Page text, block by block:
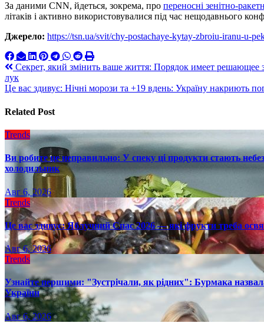
За даними CNN, йдеться, зокрема, про переносні зенітно-
літаків і активно використовувалися під час нещодавнього
Джерело: https://tsn.ua/svit/chy-postachaye-kytay-zbroiu-iranu-u-
Навигация
по
Секрет, який змінить ваше життя: Порядок имеет
лук
Це вас здивує: Нічні морози та +19 вдень: Україну накриють
Related Post
Trends
Ви робите це неправильно: У спеку ці продукти стають
холодильник
Авг 6, 2026
Trends
Це вас здивує: Яблучний Спас 2026 — які фрукти треба
Авг 6, 2026
Trends
Узнайте першими: "Зустрічали, як рідних": Бурмака
України
Авг 6, 2026